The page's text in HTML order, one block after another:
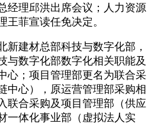
经理邱洪出席会议；人力资源
王菲宣读任免决定。
建材总部科技与数字化部，
与数字化部数字化相关职能及
心；项目管理部更名为联合采
中心），原运营管理部采购相
联合采购及项目管理部（供应
一体化事业部（虚拟法人实